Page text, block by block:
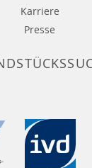
Karriere
Presse